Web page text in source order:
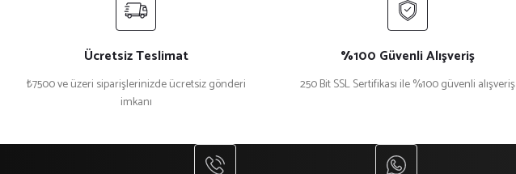
Ücretsiz Teslimat
₺7500 ve üzeri siparişlerinizde ücretsiz gönderi
imkanı
%100 Güvenli Alışveriş
250 Bit SSL Sertifikası ile %100 güvenli alışveriş